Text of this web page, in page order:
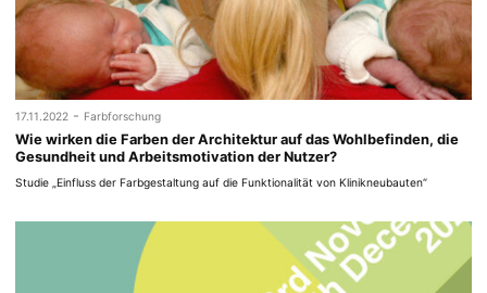
17.11.2022 - Farbforschung
Wie wirken die Farben der Architektur auf das Wohlbefinden, die
Gesundheit und Arbeitsmotivation der Nutzer?
Studie „Einfluss der Farbgestaltung auf die Funktionalität von Klinikneubauten“